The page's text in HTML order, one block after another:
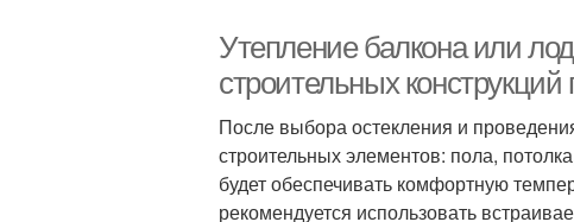
Утепление балкона или
строительных
После выбора остекления и
строительных элементов: пола,
будет обеспечивать комфортную
рекомендуется использовать